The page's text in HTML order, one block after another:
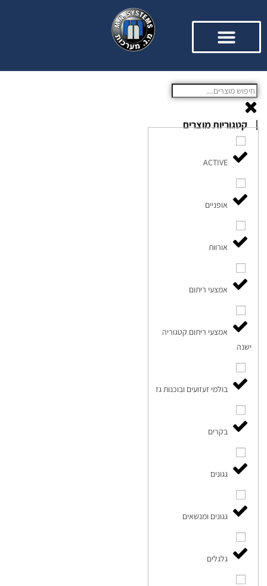
קטגוריות מוצרים
ACTIVE
אופניים
אורוות
אמצעי ריתום
אמצעי ריתום קטגוריה
ישנה
בולמי זעזועים ובוכנות גז
בקרים
גגונים
גגונים ומנשאים
גלגלים